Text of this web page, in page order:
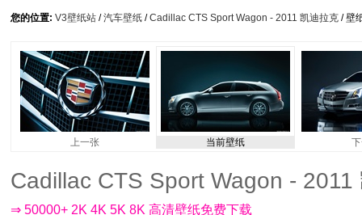
您的位置: V3壁纸站 /汽车壁纸 /Cadillac CTS Sport Wagon - 2011 凯迪拉克 / 壁
上一张 当前壁纸
Cadillac CTS Sport Wagon -
⇒ 50000+ 2K 4K 5K 8K 高清壁纸免费下载